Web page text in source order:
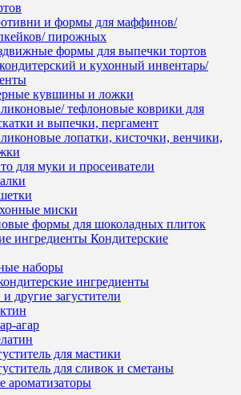
и формы для маффинов/
пирожных
формы для выпечки тортов
и кухонный инвентарь/
кувшины и ложки
тефлоновые коврики для
и выпечки, пергамент
лопатки, кисточки, венчики,
для муки и просеиватели
миски
формы для шоколадных плиток
Кондитерские
наборы
ингредиенты
другие загустители
агар
для мастики
для сливок и сметаны
ароматизаторы
наличии
вырубка
и
49
/
1
Быстрый
см